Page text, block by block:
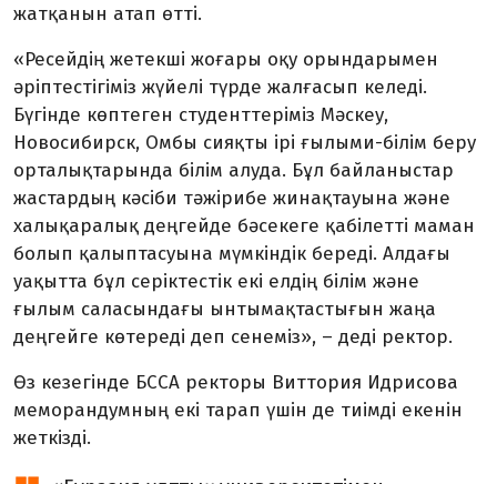
жатқанын атап өтті.
«Ресейдің жетекші жоғары оқу орындарымен
әріптестігіміз жүйелі түрде жалғасып келеді.
Бүгінде көптеген студенттеріміз Мәскеу,
Новосибирск, Омбы сияқты ірі ғылыми-білім беру
орталықтарында білім алуда. Бұл байланыстар
жастардың кәсіби тәжірибе жинақтауына және
халықаралық деңгейде бәсекеге қабілетті маман
болып қалыптасуына мүмкіндік береді. Алдағы
уақытта бұл серіктестік екі елдің білім және
ғылым саласындағы ынтымақтастығын жаңа
деңгейге көтереді деп сенеміз», – деді ректор.
Өз кезегінде БССА ректоры Виттория Идрисова
меморандумның екі тарап үшін де тиімді екенін
жеткізді.